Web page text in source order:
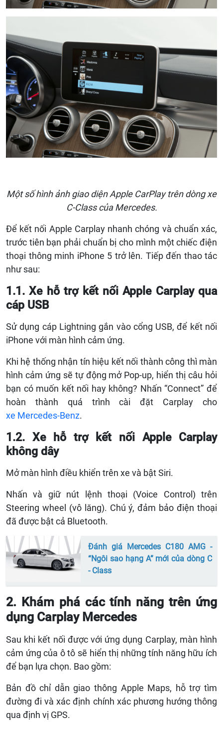
Một số hình ảnh giao diện Apple CarPlay trên dòng xe
C-Class của Mercedes.
Để kết nối Apple Carplay nhanh chóng và chuẩn xác,
trước tiên bạn phải chuẩn bị cho mình một chiếc điện
thoại thông minh iPhone 5 trở lên. Tiếp đến thao tác
như sau:
1.1. Xe hỗ trợ kết nối Apple Carplay qua
cáp USB
Sử dụng cáp Lightning gắn vào cổng USB, để kết nối
iPhone với màn hình cảm ứng.
Khi hệ thống nhận tín hiệu kết nối thành công thì màn
hình cảm ứng sẽ tự động mở Pop-up, hiển thị câu hỏi
bạn có muốn kết nối hay không? Nhấn “Connect” để
hoàn thành quá trình cài đặt Carplay cho
xe Mercedes-Benz.
1.2. Xe hỗ trợ kết nối Apple Carplay
không dây
Mở màn hình điều khiển trên xe và bật Siri.
Nhấn và giữ nút lệnh thoại (Voice Control) trên
Steering wheel (vô lăng). Chú ý, đảm bảo điện thoại
đã được bật cả Bluetooth.
Đánh giá Mercedes C180 AMG -
“Ngôi sao hạng A” mới của dòng C
- Class
2. Khám phá các tính năng trên ứng
dụng Carplay Mercedes
Sau khi kết nối được với ứng dụng Carplay, màn hình
cảm ứng của ô tô sẽ hiển thị những tính năng hữu ích
để bạn lựa chọn. Bao gồm:
Bản đồ chỉ dẫn giao thông Apple Maps, hỗ trợ tìm
đường đi và xác định chính xác phương hướng thông
qua định vị GPS.